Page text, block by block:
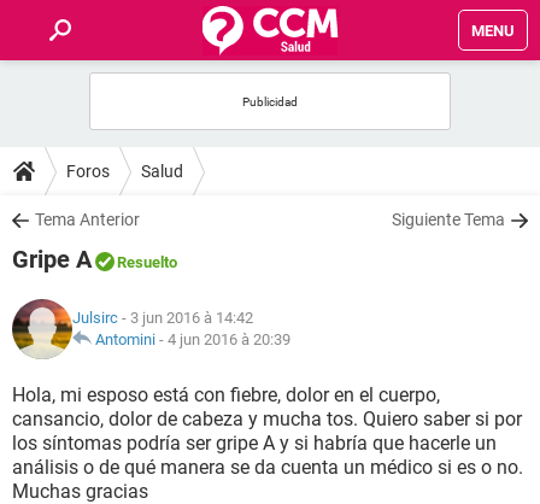
MENU
FORUMS
SALUD
FAMILIA
NUTRICIÓN
BIENESTAR
SEXUALIDAD
Foros Salud
Tema Anterior Siguiente Tema
Gripe A Resuelto
Julsirc - 3 jun 2016 à 14:42
Antomini - 4 jun 2016 à 20:39
Hola, mi esposo está con fiebre, dolor en el cuerpo,
cansancio, dolor de cabeza y mucha tos. Quiero saber si por
los síntomas podría ser gripe A y si habría que hacerle un
análisis o de qué manera se da cuenta un médico si es o no.
Muchas gracias